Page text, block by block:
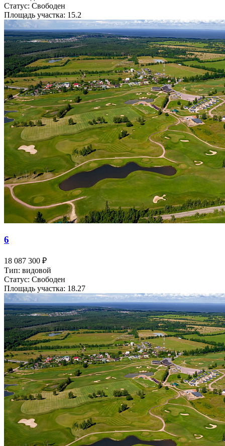
Статус: Свободен
Площадь участка: 15.2
6
18 087 300 ₽
Тип: видовой
Статус: Свободен
Площадь участка: 18.27